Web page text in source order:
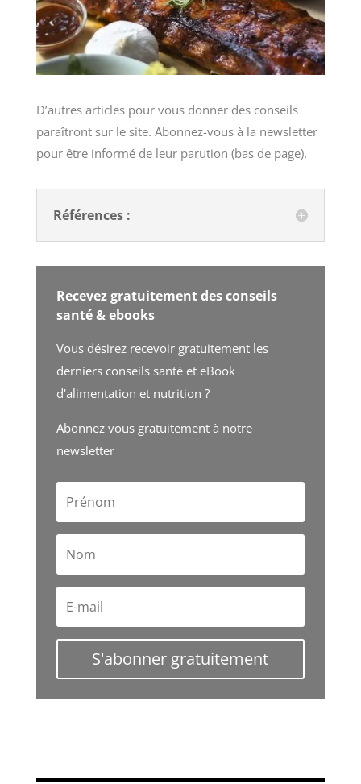
D’autres articles pour vous donner des conseils
paraîtront sur le site. Abonnez-vous à la newsletter
pour être informé de leur parution (bas de page).
Références :
Recevez gratuitement des conseils
santé & ebooks
Vous désirez recevoir gratuitement les
derniers conseils santé et eBook
d'alimentation et nutrition ?
Abonnez vous gratuitement à notre
newsletter
S'abonner gratuitement